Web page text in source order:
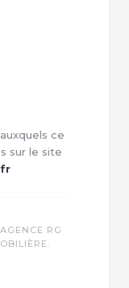
ce
sur le site
RG